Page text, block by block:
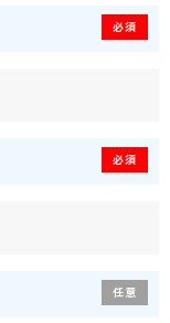
必須
必須
任意